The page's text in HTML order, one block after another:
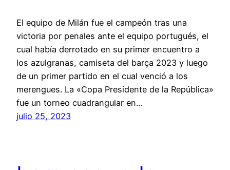
El equipo de Milán fue el campeón tras una
victoria por penales ante el equipo portugués, el
cual había derrotado en su primer encuentro a
los azulgranas, camiseta del barça 2023 y luego
de un primer partido en el cual venció a los
merengues. La «Copa Presidente de la República»
fue un torneo cuadrangular en…
julio 25, 2023